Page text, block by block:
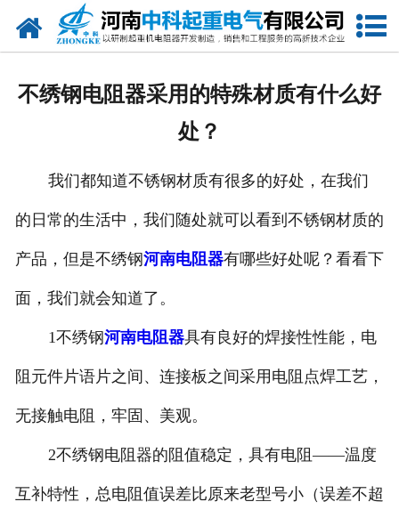
网站首页
公司风采
不绣钢电阻器采用的特殊材质有什么好
处？
我们都知道不锈钢材质有很多的好处，在我们
的日常的生活中，我们随处就可以看到不锈钢材质的
产品，但是不绣钢河南电阻器有哪些好处呢？看看下
面，我们就会知道了。
1不绣钢河南电阻器具有良好的焊接性性能，电
阻元件片语片之间、连接板之间采用电阻点焊工艺，
无接触电阻，牢固、美观。
2不绣钢电阻器的阻值稳定，具有电阻——温度
互补特性，总电阻值误差比原来老型号小（误差不超